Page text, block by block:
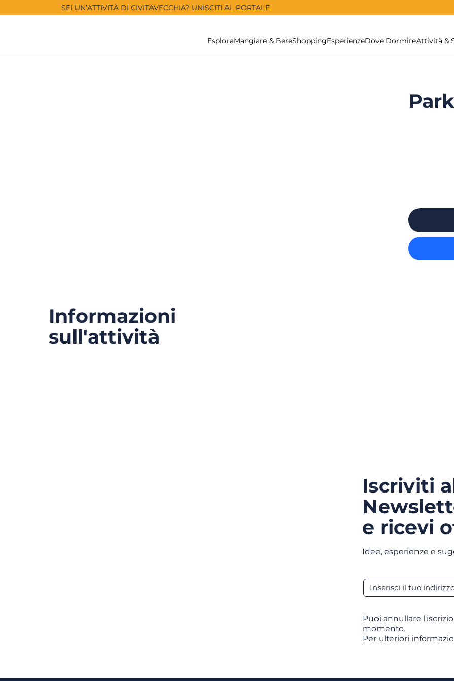
SEI UN’ATTIVITÀ DI CIVITAVECCHIA? UNISCITI AL PORTALE
EsploraMangiare & BereShoppingEsperienzeDove DormireAttività &
Informazioni
sull'attività
Iscriviti
e ricevi
Idee, esperienze e
Puoi annullare
momento.
Per ulteriori